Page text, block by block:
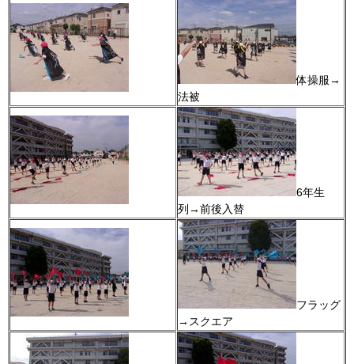
体操服→
法被
6年生
列→前後入替
フラッグ
→スクエア